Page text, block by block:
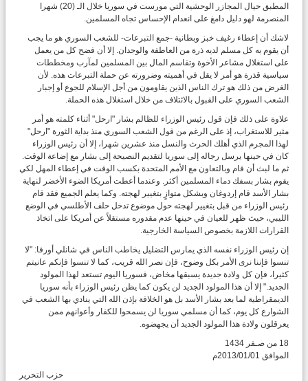
المطبق حيال المجازر الوحشية التي مورست في سوريا خلال الـ (20) شهرا
المنصرمة لهو دليل دامغ على انعدام الإحساس تجاه المسلمين.
لاشك أن إعطاء رغيف خبز وبطانية -جمع التبرعات- للشعب السوري هو ما يجب
أن يقوم به كل مسلم لديه ذرة من العاطفة والوجدان. إلا أن فضح كل من يعمل
على استغلال مشاعر الأخوة وتقاسم المال بين المسلمين لمآرب ومخططات
سياسية قذرة هو أمر لا يقل في أهميته وضرورته عن حملة التبرعات هذه. لأن
الغرض من ذلك هو ترك الناس الذين يقاومون من أجل الإسلام للجوع أو إجبار
الشعب السوري على القبول بالائتلاف من خلال استغلال هذه الحملة.
علاوة على ذلك فإن قول رئيس الوزراء للظالم بشار "ارحل" أثناء كلمته هو أمر
مثير للاستغراب، إذ على الرغم من قول الشعب السوري منذ بداية الثورة "ارحل"
لهذا المجرم الذي أهلك الحرث والنسل منذ عشرين شهرا، إلا أن رئيس الوزراء
كان في حينها يرسل رجاله إلى سوريا لتقديم النصيحة إلى بشار مع إضاعة الوقت.
ثم ما لبث أن قام وبالتعاون مع الأمم المتحدة بكسب الوقت في إعطاء المهل لكي
يقوم بشار بسفك دماء المسلمين أكثر. وعندما أعطت أمريكا الضوء الأخضر لنهاية
بشار الأسد قام إردوغان وبشكل متوازٍ بتغيير لهجته. وكما يعلم الجميع فقد قام
رئيس الوزراء من قبل بتغيير لهجته حول موضوع تدخل حلف الأطلسي في الوضع
الليبي، حيث ظهر للعيان في حينها عدم مقدوره مستقلاً عن أمريكا على اتخاذ
القرارات اللازمة بخصوص السياسة الخارجية.
إن رئيس الوزراء نفسه الذي يمارس التضليل يخاطب الناس في شانلي أورفا: "لا
تنسوا فإننا نرى الأمر بكل وضوح، فإن نصر الله قريب، كما لا تنسوا فإنكم عانيتم
كثيرا، فإن كل ولادة جديدة يسبقها مخاض، فسوريا اليوم تستعد لهذا المولود
الجديد." إلا أن هذا المولود الجديد لن يكون كما يظن رئيس الوزراء بأنه سوريا
الديمقراطية لما بعد بشار الأسد بل هو الخلافة بإذن الله التي ينادي بها الشعب في
الشوارع كل يوم، كما أن مسلمي سوريا لن يسمحوا للكفار وأعوانهم ممن
يعرقلون ولادة هذا المولود الجديد أن يجهضوه.
18 من صـفر 1434
الموافق 2013/01/01م
حزب التحرير